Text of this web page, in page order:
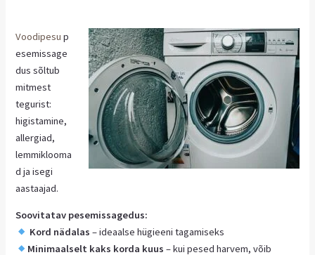
Voodipesu p
esemissage
dus sõltub
mitmest
tegurist:
higistamine,
allergiad,
lemmiklooma
d ja isegi
aastaajad.
Soovitatav pesemissagedus:
Kord nädalas – ideaalse hügieeni tagamiseks
Minimaalselt kaks korda kuus – kui pesed harvem, võib